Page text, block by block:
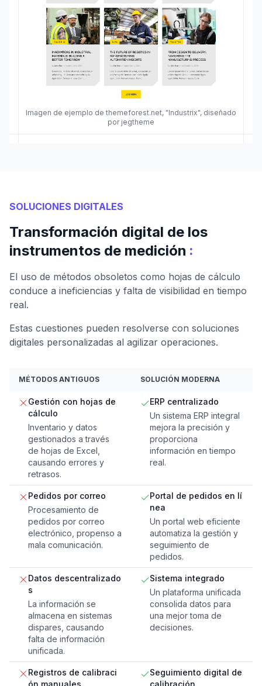
Imagen de ejemplo de themeforest.net, "Industrix", diseñado
por jegtheme
SOLUCIONES DIGITALES
Transformación digital de los
instrumentos de medición :
El uso de métodos obsoletos como hojas de cálculo
conduce a ineficiencias y falta de visibilidad en tiempo
real.
Estas cuestiones pueden resolverse con soluciones
digitales personalizadas al agilizar operaciones.
MÉTODOS ANTIGUOS SOLUCIÓN MODERNA
Gestión con hojas de
cálculo
Inventario y datos
gestionados a través
de hojas de Excel,
causando errores y
retrasos.
ERP centralizado
Un sistema ERP integral
mejora la precisión y
proporciona
información en tiempo
real.
Pedidos por correo
Procesamiento de
pedidos por correo
electrónico, propenso a
mala comunicación.
Portal de pedidos en lí
nea
Un portal web eficiente
automatiza la gestión y
seguimiento de
pedidos.
Datos descentralizado
s
La información se
almacena en sistemas
dispares, causando
falta de información
unificada.
Sistema integrado
Un plataforma unificada
consolida datos para
una mejor toma de
decisiones.
Registros de calibraci
Seguimiento digital de